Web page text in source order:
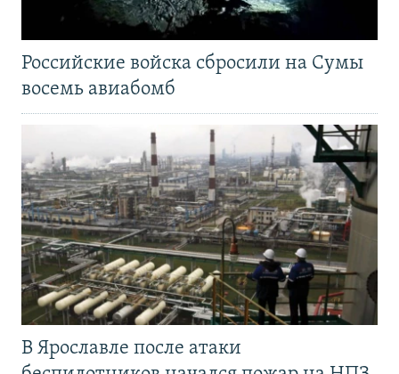
Российские войска сбросили на Сумы
восемь авиабомб
В Ярославле после атаки